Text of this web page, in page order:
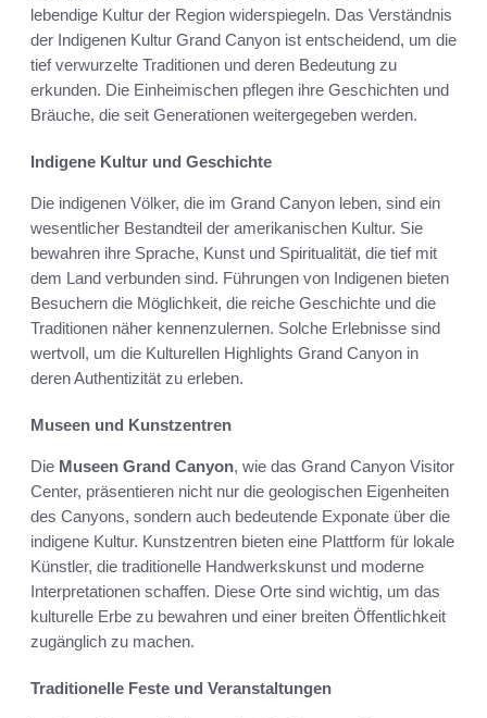
lebendige Kultur der Region widerspiegeln. Das Verständnis
der Indigenen Kultur Grand Canyon ist entscheidend, um die
tief verwurzelte Traditionen und deren Bedeutung zu
erkunden. Die Einheimischen pflegen ihre Geschichten und
Bräuche, die seit Generationen weitergegeben werden.
Indigene Kultur und Geschichte
Die indigenen Völker, die im Grand Canyon leben, sind ein
wesentlicher Bestandteil der amerikanischen Kultur. Sie
bewahren ihre Sprache, Kunst und Spiritualität, die tief mit
dem Land verbunden sind. Führungen von Indigenen bieten
Besuchern die Möglichkeit, die reiche Geschichte und die
Traditionen näher kennenzulernen. Solche Erlebnisse sind
wertvoll, um die Kulturellen Highlights Grand Canyon in
deren Authentizität zu erleben.
Museen und Kunstzentren
Die Museen Grand Canyon, wie das Grand Canyon Visitor
Center, präsentieren nicht nur die geologischen Eigenheiten
des Canyons, sondern auch bedeutende Exponate über die
indigene Kultur. Kunstzentren bieten eine Plattform für lokale
Künstler, die traditionelle Handwerkskunst und moderne
Interpretationen schaffen. Diese Orte sind wichtig, um das
kulturelle Erbe zu bewahren und einer breiten Öffentlichkeit
zugänglich zu machen.
Traditionelle Feste und Veranstaltungen